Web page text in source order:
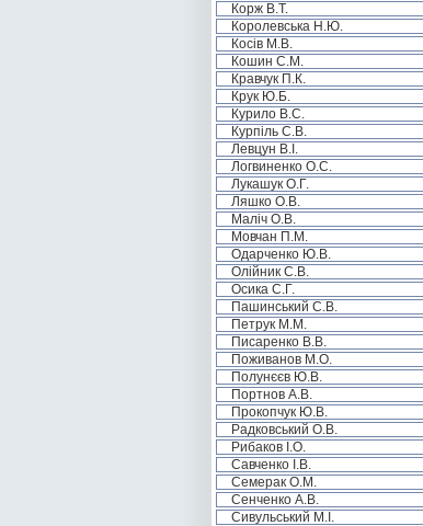
Корж В.Т.
Королевська Н.Ю.
Косів М.В.
Кошин С.М.
Кравчук П.К.
Крук Ю.Б.
Курило В.С.
Курпіль С.В.
Левцун В.І.
Логвиненко О.С.
Лукашук О.Г.
Ляшко О.В.
Маліч О.В.
Мовчан П.М.
Одарченко Ю.В.
Олійник С.В.
Осика С.Г.
Пашинський С.В.
Петрук М.М.
Писаренко В.В.
Поживанов М.О.
Полунєєв Ю.В.
Портнов А.В.
Прокопчук Ю.В.
Радковський О.В.
Рибаков І.О.
Савченко І.В.
Семерак О.М.
Сенченко А.В.
Сивульський М.І.